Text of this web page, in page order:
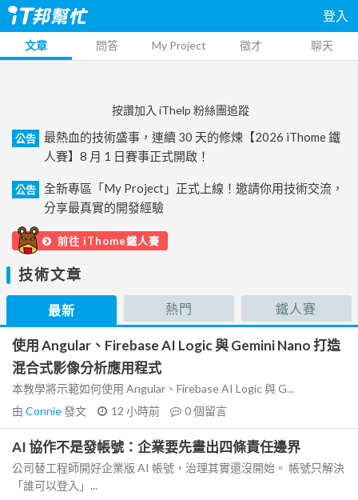
登入
文章 問答 My Project 徵才 聊天
按讚加入 iThelp 粉絲團追蹤
公告
最熱血的技術盛事，連續 30 天的修煉【2026 iThome 鐵
人賽】8 月 1 日賽事正式開啟！
公告
全新專區「My Project」正式上線！邀請你用技術交流，
分享最真實的開發經驗
前往 iThome鐵人賽
技術文章
最新 熱門 鐵人賽
使用 Angular、Firebase AI Logic 與 Gemini Nano 打造
混合式影像分析應用程式
本教學將示範如何使用 Angular、Firebase AI Logic 與 G...
由 Connie發文 12 小時前 0個留言
AI 協作不是發帳號：企業要先畫出四條責任邊界
公司替工程師開好企業版 AI 帳號，治理其實還沒開始。 帳號只解決
「誰可以登入」...